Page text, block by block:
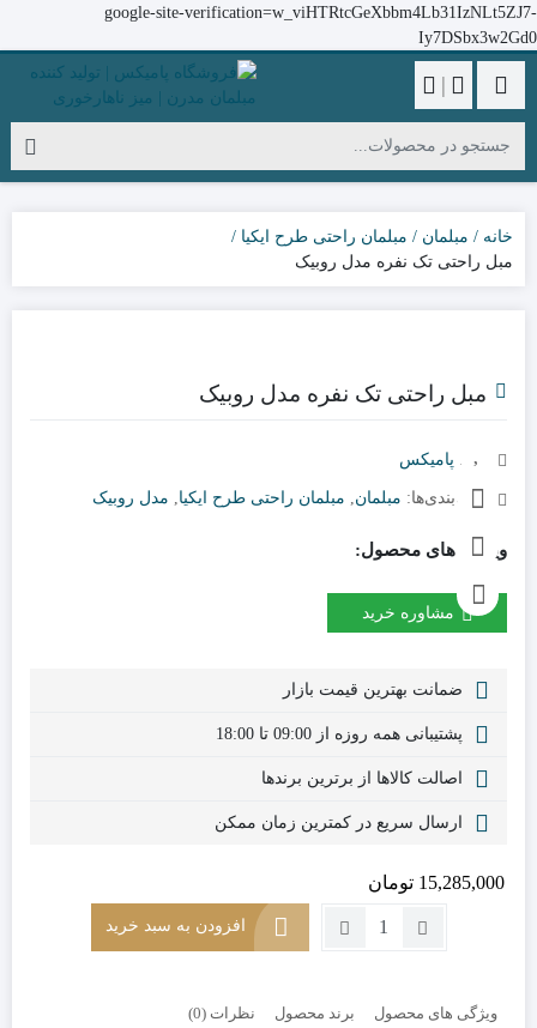
google-site-verification=w_viHTRtcGeXbbm4Lb31IzNLt5ZJ7-
Iy7DSbx3w2Gd0
|
خانه مبلمان
مبلمان راحتی طرح ایکیا
مبل راحتی تک نفره مدل روبیک
مبل راحتی تک نفره مدل روبیک
برند: پامیکس
دسته‌بندی‌ها: مبلمان, مبلمان راحتی طرح ایکیا, مدل روبیک
ویژگی های محصول:
مشاوره خرید
ضمانت بهترین قیمت بازار
پشتیبانی همه روزه از 09:00 تا 18:00
اصالت کالاها از برترین برندها
ارسال سریع در کمترین زمان ممکن
15,285,000 تومان
تعداد:
نفره
افزودن به سبد خرید
ویژگی های محصول برند محصول نظرات (0)